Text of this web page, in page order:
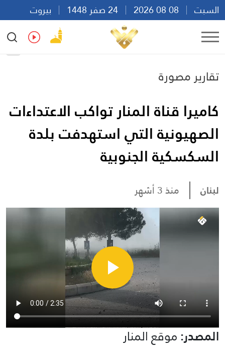
السبت
بيروت
06:56
Ar
تقارير مصورة
كاميرا قناة المنار تواكب الاعتداءات
الصهيونية التي استهدفت بلدة
السكسكية الجنوبية
لبنان منذ 3 أشهر
المصدر:موقع المنار